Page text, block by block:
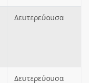
Δευτερεύουσα
Δευτερεύουσα